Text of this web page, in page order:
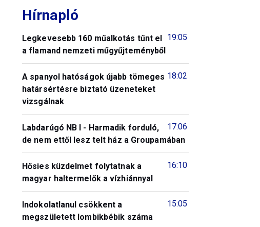
Hírnapló
19:05
Legkevesebb 160 műalkotás tűnt el
a flamand nemzeti műgyűjteményből
18:02
A spanyol hatóságok újabb tömeges
határsértésre biztató üzeneteket
vizsgálnak
17:06
Labdarúgó NB I - Harmadik forduló,
de nem ettől lesz telt ház a Groupamában
16:10
Hősies küzdelmet folytatnak a
magyar haltermelők a vízhiánnyal
15:05
Indokolatlanul csökkent a
megszületett lombikbébik száma